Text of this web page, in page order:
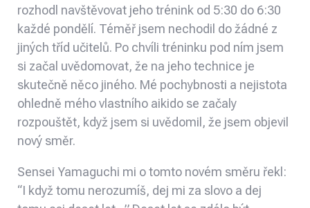
rozhodl navštěvovat jeho trénink od 5:30 do 6:30
každé pondělí. Téměř jsem nechodil do žádné z
jiných tříd učitelů. Po chvíli tréninku pod ním jsem
si začal uvědomovat, že na jeho technice je
skutečně něco jiného. Mé pochybnosti a nejistota
ohledně mého vlastního aikido se začaly
rozpouštět, když jsem si uvědomil, že jsem objevil
nový směr.
Sensei Yamaguchi mi o tomto novém směru řekl:
“I když tomu nerozumíš, dej mi za slovo a dej